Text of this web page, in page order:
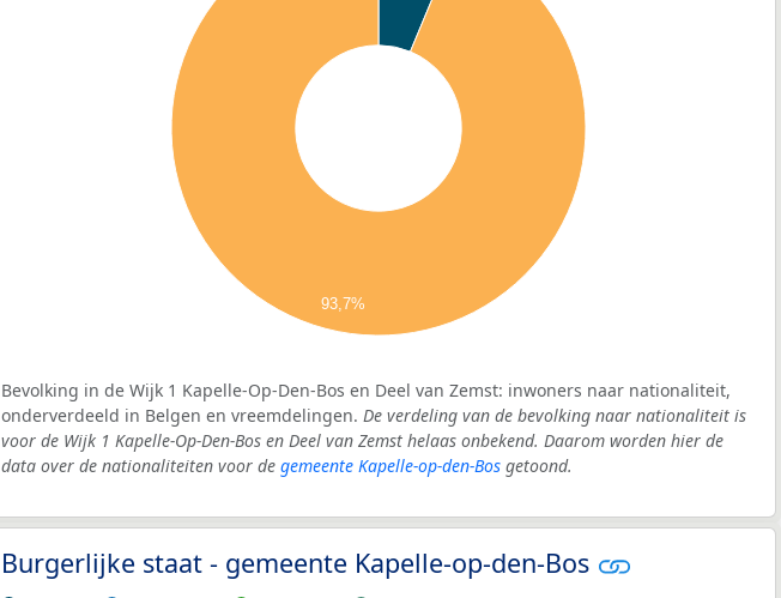
93,7%
Bevolking in de Wijk 1 Kapelle-Op-Den-Bos en Deel van Zemst: inwoners naar nationaliteit,
onderverdeeld in Belgen en vreemdelingen. De verdeling van de bevolking naar nationaliteit is
voor de Wijk 1 Kapelle-Op-Den-Bos en Deel van Zemst helaas onbekend. Daarom worden hier de
data over de nationaliteiten voor de gemeente Kapelle-op-den-Bos getoond.
Burgerlijke staat - gemeente Kapelle-op-den-Bos